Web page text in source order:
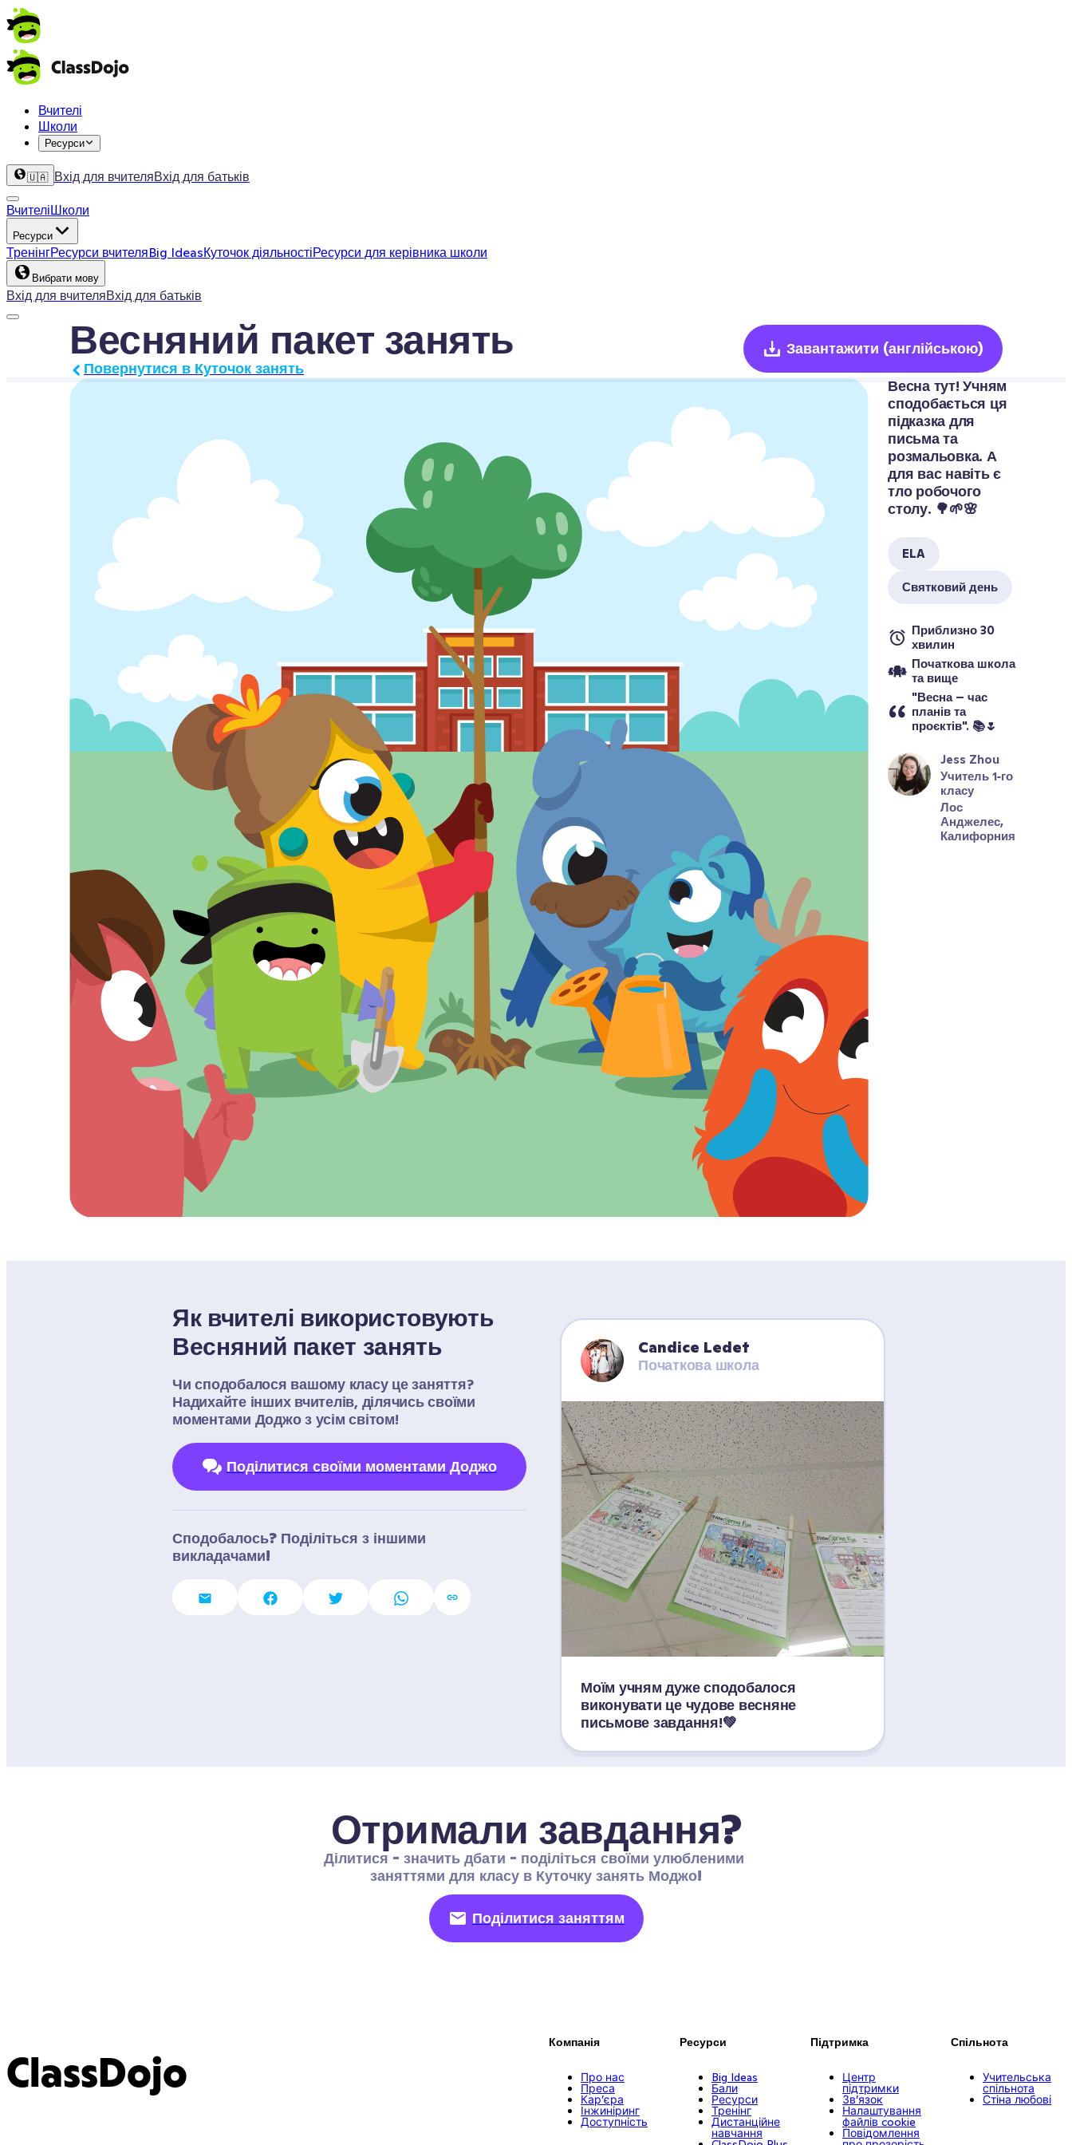
Вчителі
Школи
Ресурси
🇺🇦 Вхід для вчителяВхід для батьків
ВчителіШколи
Ресурси
ТренінгРесурси вчителяBig IdeasКуточок діяльностіРесурси для керівника школи
Вибрати мову
Вхід для вчителяВхід для батьків
Весняний пакет занять
Повернутися в Куточок занять
Завантажити (англійською)
Весна тут! Учням
сподобається ця
підказка для
письма та
розмальовка. А
для вас навіть є
тло робочого
столу. 🌳🌱🌸
ELA
Святковий день
Приблизно 30
хвилин
Початкова школа
та вище
"Весна – час
планів та
проєктів". 📚🌷
Jess Zhou
Учитель 1‑го
класу
Лос
Анджелес,
Калифорния
Як вчителі використовують
Весняний пакет занять
Чи сподобалося вашому класу це заняття?
Надихайте інших вчителів, ділячись своїми
моментами Доджо з усім світом!
Поділитися своїми моментами Доджо
Сподобалось? Поділіться з іншими
викладачами!
Candice Ledet
Початкова школа
Моїм учням дуже сподобалося
виконувати це чудове весняне
письмове завдання!💚
Отримали завдання?
Ділитися - значить дбати - поділіться своїми улюбленими
заняттями для класу в Куточку занять Моджо!
Поділитися заняттям
ClassDojo
Компанія
Про нас
Преса
Кар’єра
Інжиніринг
Доступність
Ресурси
Big Ideas
Бали
Ресурси
Тренінг
Дистанційне
навчання
Підтримка
Центр
підтримки
Зв’язок
Налаштування
файлів cookie
Повідомлення
Спільнота
Учительська
спільнота
Стіна любові